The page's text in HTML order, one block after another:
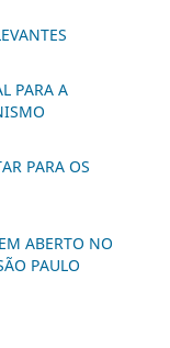
PARA A
PARA OS
ABERTO NO
PAULO